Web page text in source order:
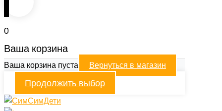
0
Ваша корзина
Ваша корзина пуста Вернуться в магазин
Продолжить выбор